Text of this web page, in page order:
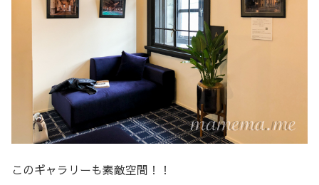
このギャラリーも素敵空間！！